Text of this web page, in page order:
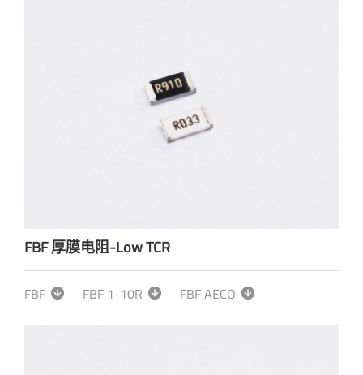
FBF 厚膜电阻-Low TCR
FBF FBF 1-10R FBF AECQ